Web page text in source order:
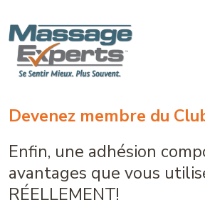
Navigation principale
Devenez membre du
Enfin, une adhésion
avantages que vous
RÉELLEMENT!